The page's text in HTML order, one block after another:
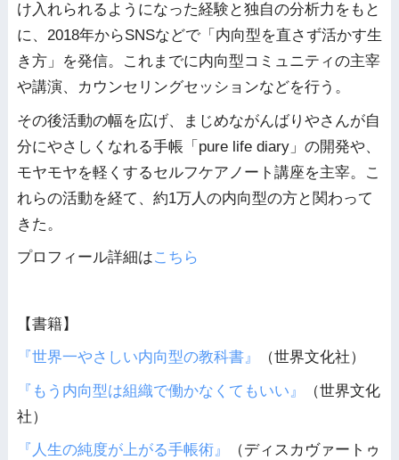
け入れられるようになった経験と独自の分析力をもと
に、2018年からSNSなどで「内向型を直さず活かす生
き方」を発信。これまでに内向型コミュニティの主宰
や講演、カウンセリングセッションなどを行う。
その後活動の幅を広げ、まじめながんばりやさんが自
分にやさしくなれる手帳「pure life diary」の開発や、
モヤモヤを軽くするセルフケアノート講座を主宰。こ
れらの活動を経て、約1万人の内向型の方と関わって
きた。
プロフィール詳細はこちら
【書籍】
『世界一やさしい内向型の教科書』
（世界文化社）
『もう内向型は組織で働かなくてもいい』
（世界文化
社）
『人生の純度が上がる手帳術』
（ディスカヴァートゥ